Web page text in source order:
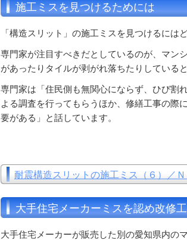
施工ミスを見つけるためには
「構造スリット」の施工ミスを見つけるには
専門家が注目すべきだとしているのが、マン
があったりタイルが剥がれ落ちたりしている
専門家は「住民側も無関心にならず、ひび割
よる調査を行ってもらうほか、修繕工事の際
要がある」と話しています。
耐震構造スリットの施工ミス（６）／
大手住宅メーカーミスを認め改修
大手住宅メーカーが販売した別の愛知県内の